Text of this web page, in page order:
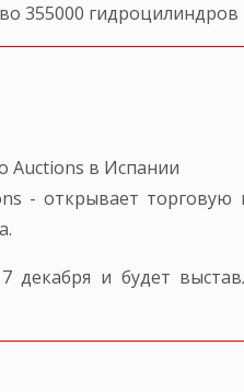
гидроцилиндров
Auctions в Испании
- открывает
декабря и будет